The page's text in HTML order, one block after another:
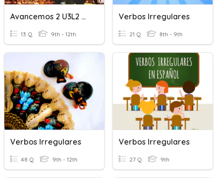
Avancemos 2 U3L2 Verbos Irregulares
13 Q 9th - 12th
Verbos Irregulares
21 Q 8th - 9th
Verbos Irregulares
48 Q 9th - 12th
Verbos Irregulares
27 Q 9th